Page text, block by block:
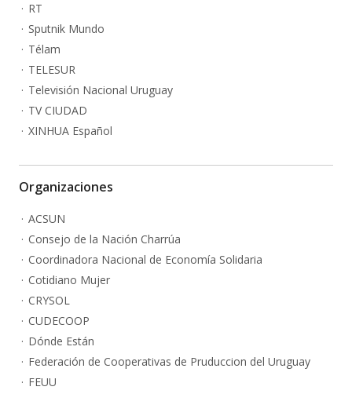
RT
Sputnik Mundo
Télam
TELESUR
Televisión Nacional Uruguay
TV CIUDAD
XINHUA Español
Organizaciones
ACSUN
Consejo de la Nación Charrúa
Coordinadora Nacional de Economía Solidaria
Cotidiano Mujer
CRYSOL
CUDECOOP
Dónde Están
Federación de Cooperativas de Pruduccion del Uruguay
FEUU